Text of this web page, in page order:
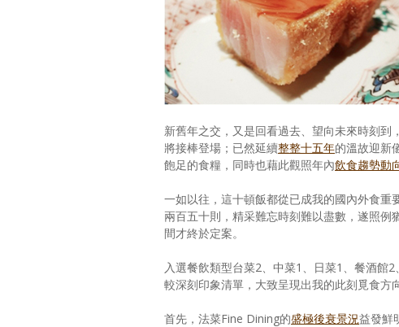
新舊年之交，又是回看過去、望向未來時刻到
將接棒登場；已然延續整整十五年的溫故迎新
飽足的食糧，同時也藉此觀照年內飲食趨勢動
一如以往，這十頓飯都從已成我的國內外食重
兩百五十則，精采難忘時刻難以盡數，遂照
間才終於定案。
入選餐飲類型台菜2、中菜1、日菜1、餐酒館
較深刻印象清單，大致呈現出我的此刻覓食方
首先，法菜Fine Dining的盛極後衰景況益發鮮